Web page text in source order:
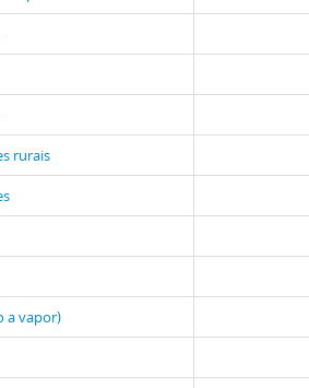
rurais
a vapor)